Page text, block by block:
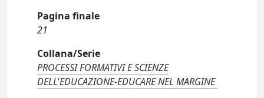
Pagina finale
21
Collana/Serie
PROCESSI FORMATIVI E SCIENZE
DELL'EDUCAZIONE-EDUCARE NEL MARGINE